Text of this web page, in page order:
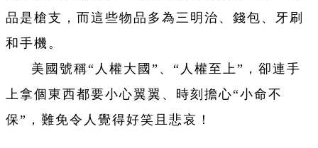
品是槍支，而這些物品多為三明治、錢包、牙刷
和手機。
美國號稱“人權大國”、“人權至上”，卻連手
上拿個東西都要小心翼翼、時刻擔心“小命不
保”，難免令人覺得好笑且悲哀！